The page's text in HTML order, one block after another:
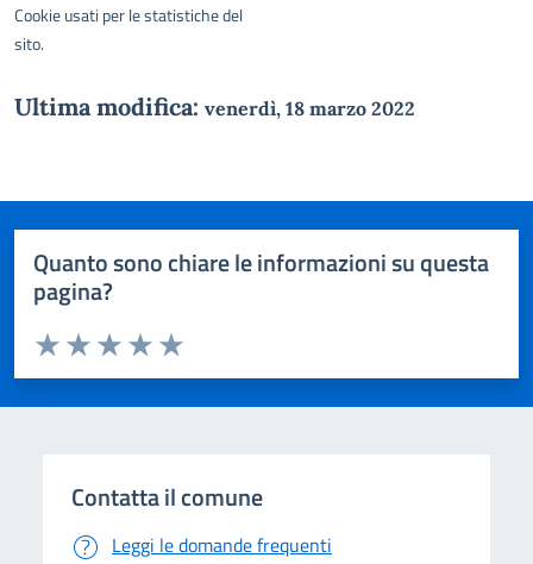
Cookie usati per le statistiche del
sito.
Ultima modifica: venerdì, 18 marzo 2022
Quanto sono chiare le informazioni su questa
pagina?
Domanda
Valuta da 1 a 5 stelle la pagina
Contatta il comune
Leggi le domande frequenti